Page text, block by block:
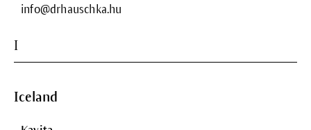
info@drhauschka.hu
I
Iceland